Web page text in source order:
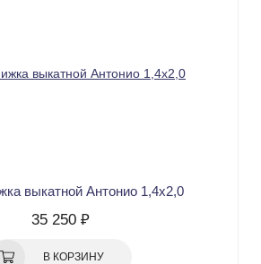
выкатной Антонио 1,4х2,0
35 250 ₽
В КОРЗИНУ